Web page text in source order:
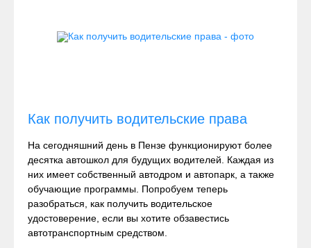
Как получить водительские права
На сегодняшний день в Пензе функционируют более
десятка автошкол для будущих водителей. Каждая из
них имеет собственный автодром и автопарк, а также
обучающие программы. Попробуем теперь
разобраться, как получить водительское
удостоверение, если вы хотите обзавестись
автотранспортным средством.